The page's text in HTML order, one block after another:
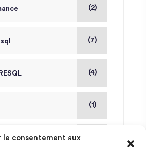
le consentement aux
(2)
(7)
(4)
(1)